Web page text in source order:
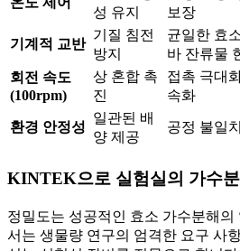
성 유지
보장
기계적 교반
기질 침전
방지
균일한 효
바 잔류물
회전 속도
(100rpm)
상 혼합 촉
진
접촉 극대
속화
환경 안정성
일관된 배
양 제공
공정 불일
KINTEK으로 실험실의 가수
정밀도는 성공적인 효소 가수분해의
서는 생물량 연구의 엄격한 요구 사